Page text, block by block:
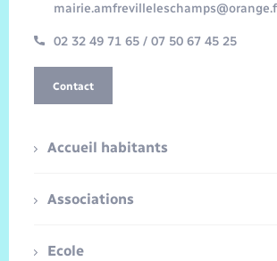
02 32 49 71 65 / 07 50 67 45 25
Contact
Accueil habitants
Associations
Ecole